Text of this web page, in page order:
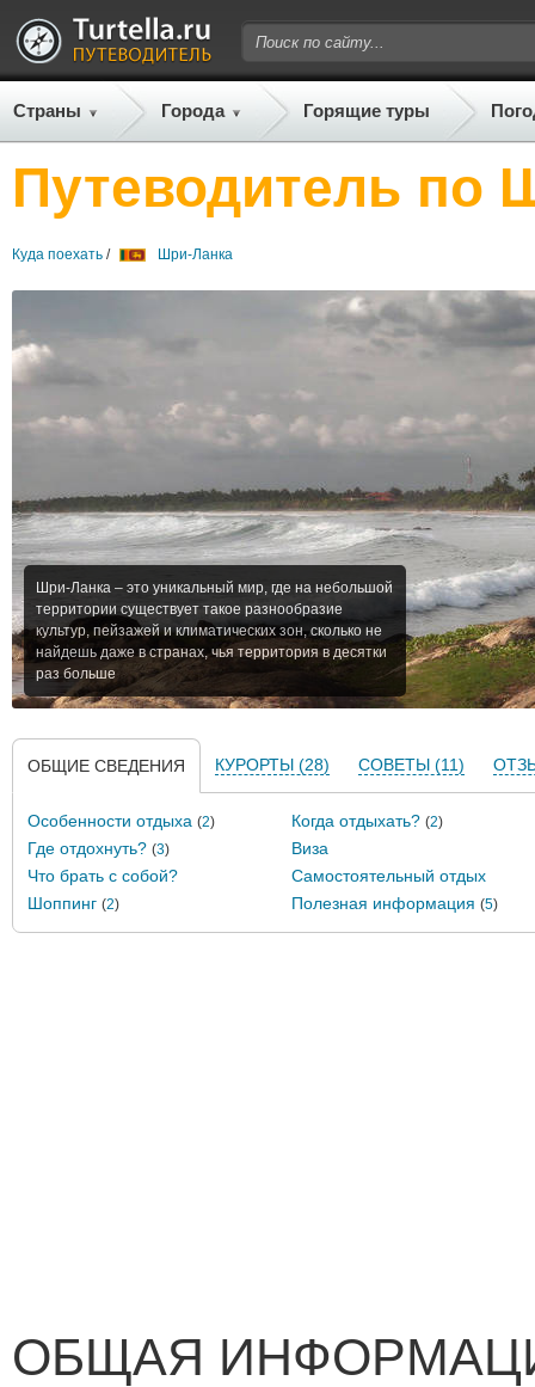
Страны Города Горящие туры
Путеводитель по
Куда поехать / Шри-Ланка
Шри-Ланка – это уникальный мир, где на небольшой
территории существует такое разнообразие
культур, пейзажей и климатических зон, сколько не
найдешь даже в странах, чья территория в десятки
раз больше
ОБЩИЕ СВЕДЕНИЯ КУРОРТЫ (28) СОВЕТЫ (11)
Особенности отдыха (2) Когда отдыхать? (2)
Где отдохнуть? (3)
Виза
Что брать с собой?
Самостоятельный отдых
Шоппинг (2) Полезная информация (5)
ОБЩАЯ